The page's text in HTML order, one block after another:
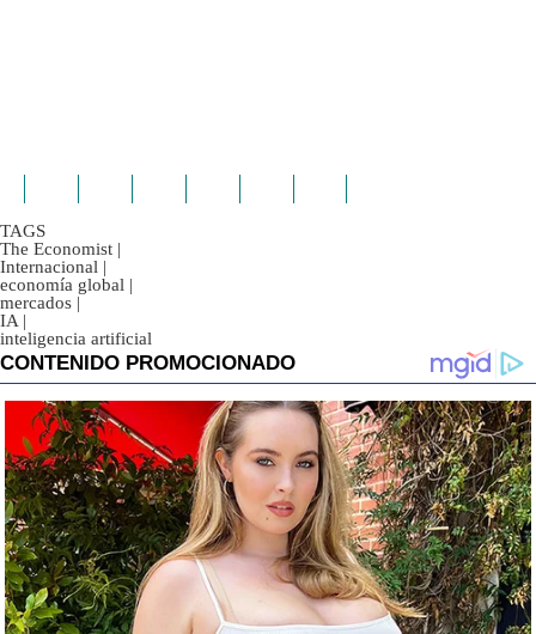
TAGS
The Economist |
Internacional |
economía global |
mercados |
IA |
inteligencia artificial